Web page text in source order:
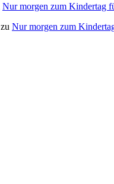
Nur morgen zum Kindertag
zu Nur morgen zum